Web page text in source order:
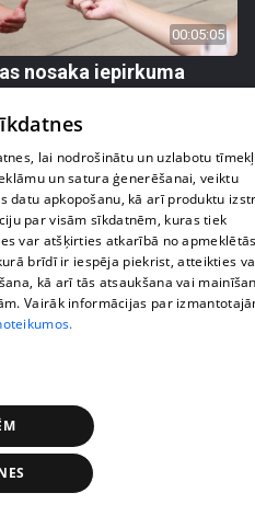
00:05:05
nosaka iepirkuma
bet uzpirkšanas
lai nodrošinātu un uzlabotu
un satura ģenerēšanai, veiktu
datu apkopošanu, kā arī produktu
par visām sīkdatnēm, kuras tiek
var atšķirties atkarībā no
brīdī ir iespēja piekrist, atteikties
kā arī tās atsaukšana vai
Vairāk informācijas par